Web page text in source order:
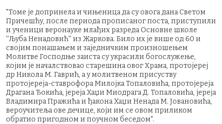
"Томе је допринела и чињеница да су овога дана Светом
Причешћу, после периода прописаног поста, приступили
и ученици веронауке млађих разреда Основне школе
''Љуба Ненадовић'' из Жаркова. Било их је више од 60 и
својим понашањем и заједничким произношењем
Молитве Господње заиста су украсили богослужење,
којим је началствовао старешина овог Храма, протојереј
др Никола М. Гаврић, а у молитвеном присуству
протојереја-ставрофора Милојка Топаловића, протојереја
Драгана Ђокића, јереја Хаџи Миодрага Д. Топаловића, јереја
Владимира Пражића и ђакона Хаџи Ненада М. Јовановића,
вероучитеља ове дечице, који им се овом приликом
обратио пригодном и поучном беседом".